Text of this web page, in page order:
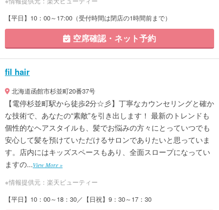
【平日】10：00～17:00（受付時間は閉店の1時間前まで）
空席確認・ネット予約
fil hair
北海道函館市杉並町20番37号
【電停杉並町駅から徒歩2分☆彡】丁寧なカウンセリングと確か
な技術で、あなたの“素敵”を引き出します！ 最新のトレンドも
個性的なヘアスタイルも、髪でお悩みの方々にとっていつでも
安心して髪を預けていただけるサロンでありたいと思っていま
す。店内にはキッズスペースもあり、全面スロープになってい
ますの...View More »
※情報提供元：楽天ビューティー
【平日】10：00～18：30／【日祝】9：30～17：30